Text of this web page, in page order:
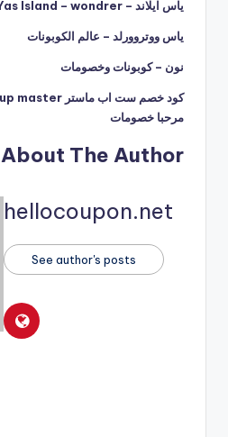
ياس ايلاند – Yas Island – wondrer للكوبونات والقسائم
ياس ووتروورلد – عالم الكوبونات
نون – كوبونات وخصومات
مرحبا خصومات
About The Author
hellocoupon.net
See author's posts